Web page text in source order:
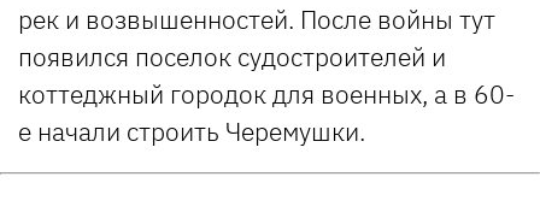
рек и возвышенностей. После войны тут
появился поселок судостроителей и
коттеджный городок для военных, а в 60-
е начали строить Черемушки.